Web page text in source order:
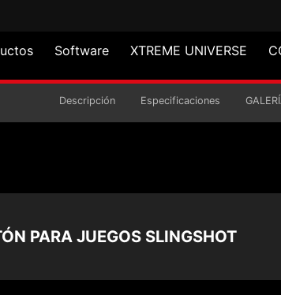
Software XTREME UNIVERSE
SLINGSHOT
Descripción Especificaciones
PARA JUEGOS SLINGSHOT